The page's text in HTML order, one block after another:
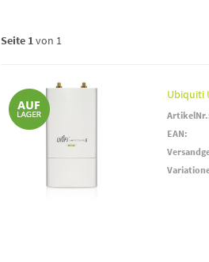
Seite 1von 1
Ubiquiti
EAN: